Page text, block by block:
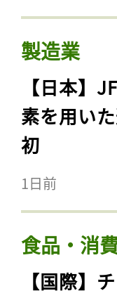
製造業
【日本】
素を用い
初
1日前
食品・消
【国際】